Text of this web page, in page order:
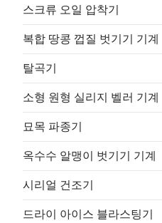
스크류 오일 압착기
복합 땅콩 껍질 벗기기 기계
탈곡기
소형 원형 실리지 벨러 기계
묘목 파종기
옥수수 알맹이 벗기기 기계
시리얼 건조기
드라이 아이스 블라스팅기